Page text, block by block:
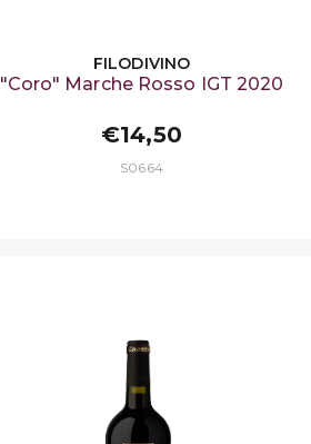
FILODIVINO
"Coro" Marche Rosso IGT 2020
€14,50
S0664